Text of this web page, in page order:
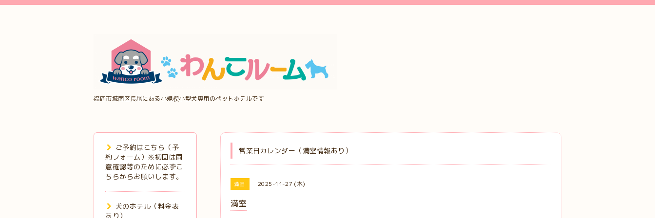
福岡市城南区長尾にある小規模小型犬専用のペットホテルです
営業日カレンダー（満室情報あり）
満室 2025-11-27 (木)
満室
ご予約はこちら（予
約フォーム）※初回は同
意確認等のために必ずこ
ちらからお願いします。
犬のホテル（料金表
あり）